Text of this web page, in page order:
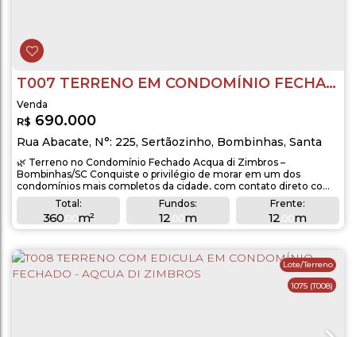
T007 TERRENO EM CONDOMÍNIO FECHADO - ACQUA DI ZIMBROS
R$ 690.000
Rua Abacate, N°: 225, Sertãozinho, Bombinhas, Santa
Total:
360 .00m²
Fundos:
12 .00m
Frente:
12 .00m
Lado Direito:
30.00m
Lado Esquerdo:
30.00m
🌿 Terreno no Condomínio Fechado Acqua di Zimbros –
Bombinhas/SC Conquiste o privilégio de morar em um dos
condomínios mais completos da cidade, com contato direto com
a natureza e infraestrutura de alto padrão. 📐 Detalhes do terreno:
Área total de 360 m² (aproximadamente 12 x 30 m) Lote plano,
limpo e aterrado, pronto para construir Localização privilegiada no
bairro...
1075 (T008)
Lote/Terreno